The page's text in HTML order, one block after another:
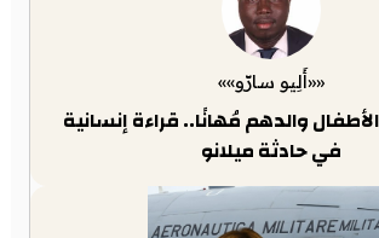
««أَلِيو سارّو»»
والدهم مُهانًا.. قراءة إنسانية
في حادثة ميلانو